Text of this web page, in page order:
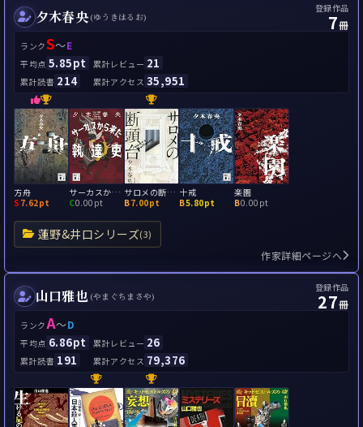
夕木春央 (ゆうきはるお)
登録作品
7冊
ランクS～E
平均点 5.85pt 累計レビュー 21
累計読書 214 累計アクセス 35,951
蓮野&井口シリーズ(3)
方舟
S 7.62pt
サーカスから来た執達吏
C0.00pt
サロメの断頭台
B7.00pt
十戒
B5.80pt
楽園
B0.00pt
作家詳細ページへ
山口雅也 (やまぐちまさや)
登録作品
27冊
ランクA～D
平均点 6.86pt 累計レビュー 26
累計読書 191 累計アクセス 79,376